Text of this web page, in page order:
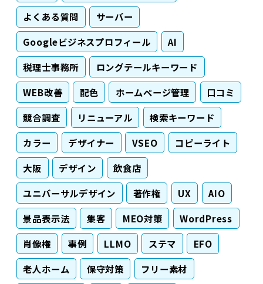
よくある質問
サーバー
Googleビジネスプロフィール
AI
税理士事務所
ロングテールキーワード
WEB改善
配色 ホームページ管理
口コミ
競合調査
リニューアル
検索キーワード
カラー
デザイナー VSEO
コピーライト
大阪
デザイン
飲食店
ユニバーサルデザイン
著作権 UX
AIO
景品表示法
集客 MEO対策
WordPress
肖像権
事例 LLMO ステマ
EFO
老人ホーム
保守対策
フリー素材